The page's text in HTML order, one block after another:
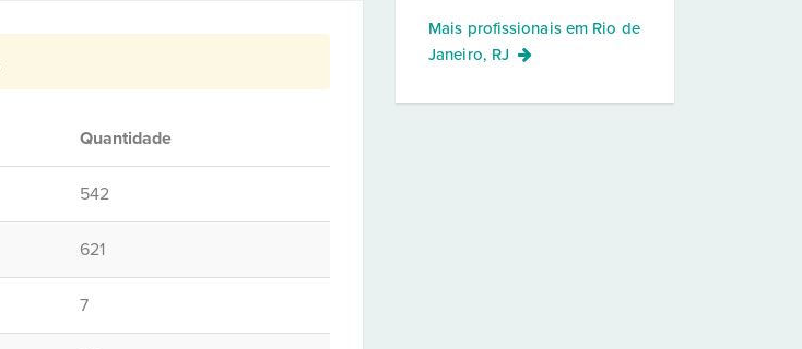
Quantidade
542
621
7
Mais profissionais em Rio de
Janeiro, RJ